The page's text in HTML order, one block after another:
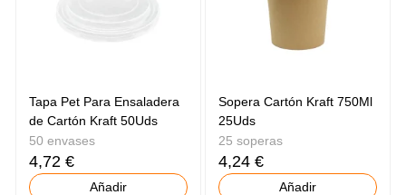
Tapa Pet Para Ensaladera
de Cartón Kraft 50Uds
50 envases
4,72 €
Añadir
Sopera Cartón Kraft 750Ml
25Uds
25 soperas
4,24 €
Añadir